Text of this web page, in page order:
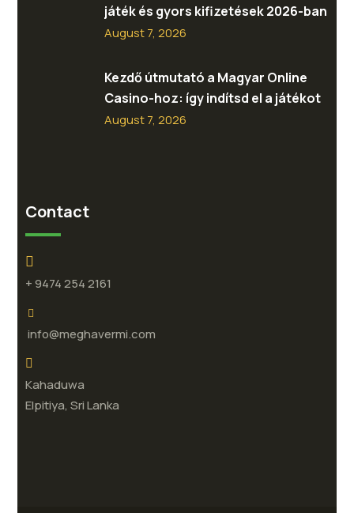
játék és gyors kifizetések 2026-ban
August 7, 2026
Kezdő útmutató a Magyar Online
Casino-hoz: így indítsd el a játékot
August 7, 2026
Contact
+ 9474 254 2161
info@meghavermi.com
Kahaduwa
Elpitiya, Sri Lanka